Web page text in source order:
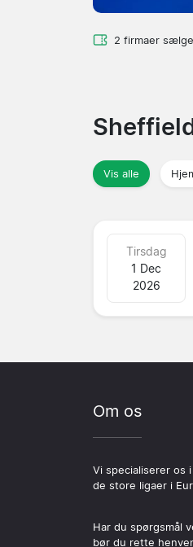
2 firmaer
Vis alle
Tirsdag
1 Dec
2026
Om os
Vi specialiserer os
de store ligaer i
Har du spørgsmål
bør du rette